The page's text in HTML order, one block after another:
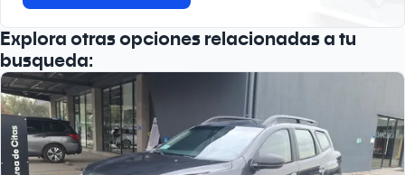
Explora otras opciones relacionadas a tu
busqueda: